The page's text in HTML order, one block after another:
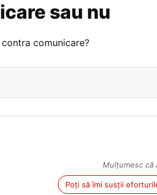
sau nu
comunicare?
Mulțumesc că
Poți să îmi susții